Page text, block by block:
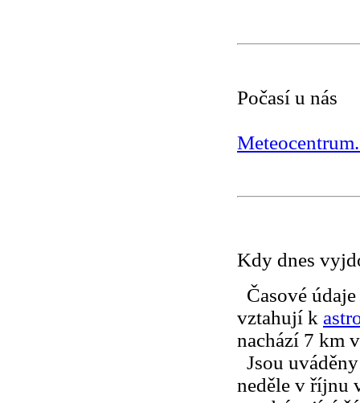
Počasí u nás
Kdy dnes
Časové
vztahují k
nachází 7 km
Jsou
neděle v říjnu